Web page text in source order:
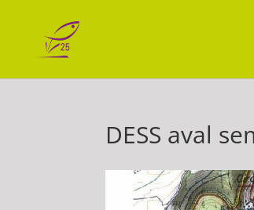
DESS aval